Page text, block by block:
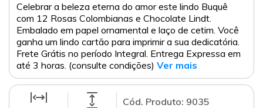
Celebrar a beleza eterna do amor este lindo Buquê
com 12 Rosas Colombianas e Chocolate Lindt.
Embalado em papel ornamental e laço de cetim. Você
ganha um lindo cartão para imprimir a sua dedicatória.
Frete Grátis no período Integral. Entrega Expressa em
até 3 horas. (consulte condições) Ver mais
Cód. Produto: 9035